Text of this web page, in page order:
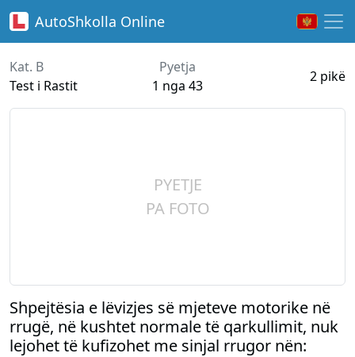
AutoShkolla Online
Kat. B
Test i Rastit
Pyetja
1 nga 43
2 pikë
PYETJE
PA FOTO
Shpejtësia e lëvizjes së mjeteve motorike në
rrugë, në kushtet normale të qarkullimit, nuk
lejohet të kufizohet me sinjal rrugor nën: